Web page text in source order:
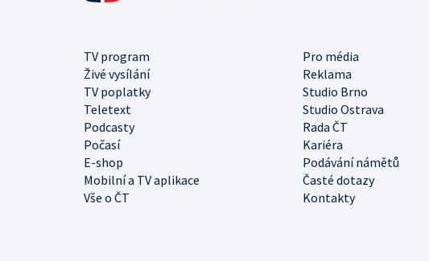
TV program
Pro média
Živé vysílání
Reklama
TV poplatky
Studio Brno
Teletext
Studio Ostrava
Podcasty
Rada ČT
Počasí
Kariéra
E-shop
Podávání námětů
Mobilní a TV aplikace
Časté dotazy
Vše o ČT
Kontakty